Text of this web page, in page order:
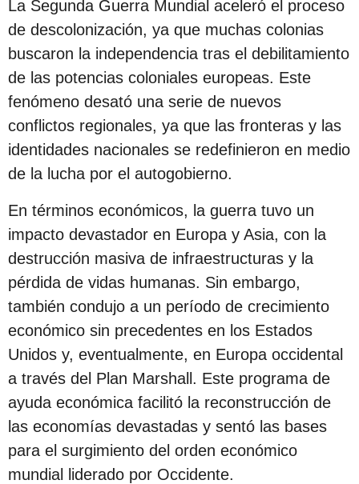
La Segunda Guerra Mundial aceleró el proceso
de descolonización, ya que muchas colonias
buscaron la independencia tras el debilitamiento
de las potencias coloniales europeas. Este
fenómeno desató una serie de nuevos
conflictos regionales, ya que las fronteras y las
identidades nacionales se redefinieron en medio
de la lucha por el autogobierno.
En términos económicos, la guerra tuvo un
impacto devastador en Europa y Asia, con la
destrucción masiva de infraestructuras y la
pérdida de vidas humanas. Sin embargo,
también condujo a un período de crecimiento
económico sin precedentes en los Estados
Unidos y, eventualmente, en Europa occidental
a través del Plan Marshall. Este programa de
ayuda económica facilitó la reconstrucción de
las economías devastadas y sentó las bases
para el surgimiento del orden económico
mundial liderado por Occidente.